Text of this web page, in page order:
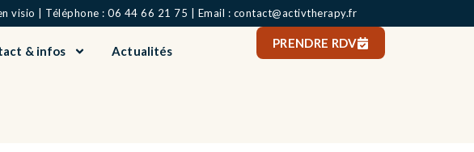
visio | Téléphone : 06 44 66 21 75 | Email : contact@activtherapy.fr
& infos Actualités
PRENDRE RDV